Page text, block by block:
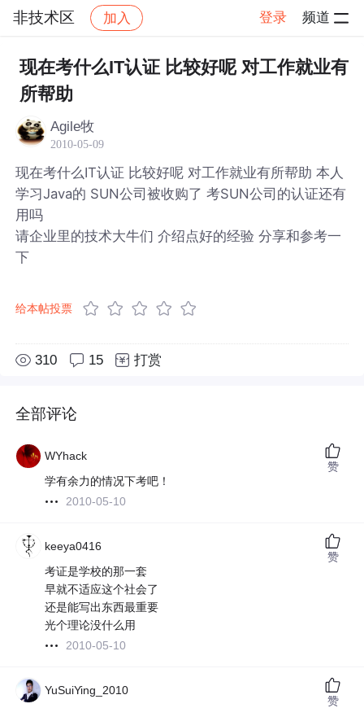
非技术区 加入 登录 频道
社区 非技术区 帖子详情
现在考什么IT认证 比较好呢 对工作就业有
所帮助
Agile牧
2010-05-09
现在考什么IT认证 比较好呢 对工作就业有所帮助 本人
学习Java的 SUN公司被收购了 考SUN公司的认证还有
用吗
请企业里的技术大牛们 介绍点好的经验 分享和参考一
下
给本帖投票
310 15 打赏
全部评论
WYhack
学有余力的情况下考吧！
2010-05-10
赞
keeya0416
考证是学校的那一套
早就不适应这个社会了
还是能写出东西最重要
光个理论没什么用
2010-05-10
赞
YuSuiYing_2010
赞